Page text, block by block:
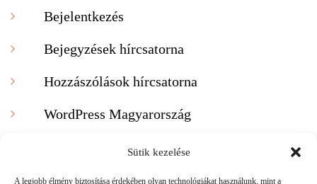
Sütik kezelése
A legjobb élmény biztosítása érdekében olyan technológiákat használunk, mint a
Bejelentkezés
Bejegyzések hírcsatorna
Hozzászólások hírcsatorna
WordPress Magyarország